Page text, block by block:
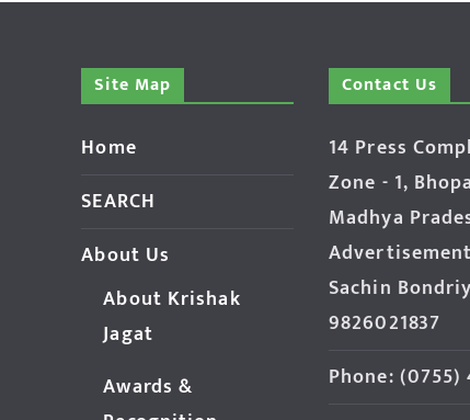
Site Map
Home
SEARCH
About Us
About Krishak
Jagat
Awards &
Contact Us
14 Press
Zone - 1,
Madhya
Sachin
9826021837
Phone: (0755)